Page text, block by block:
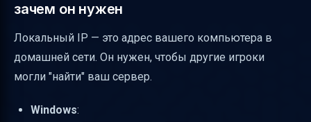
зачем он нужен
Локальный IP — это адрес вашего компьютера в
домашней сети. Он нужен, чтобы другие игроки
могли "найти" ваш сервер.
Windows: